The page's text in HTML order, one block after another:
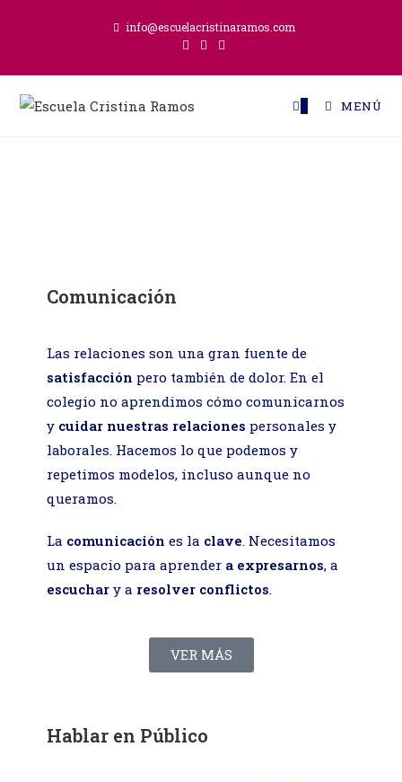
info@escuelacristinaramos.com
MENÚ
Comunicación
Las relaciones son una gran fuente de
satisfacción pero también de dolor. En el
colegio no aprendimos cómo comunicarnos
y cuidar nuestras relaciones personales y
laborales. Hacemos lo que podemos y
repetimos modelos, incluso aunque no
queramos.
La comunicación es la clave. Necesitamos
un espacio para aprender a expresarnos, a
escuchar y a resolver conflictos.
VER MÁS
Hablar en Público